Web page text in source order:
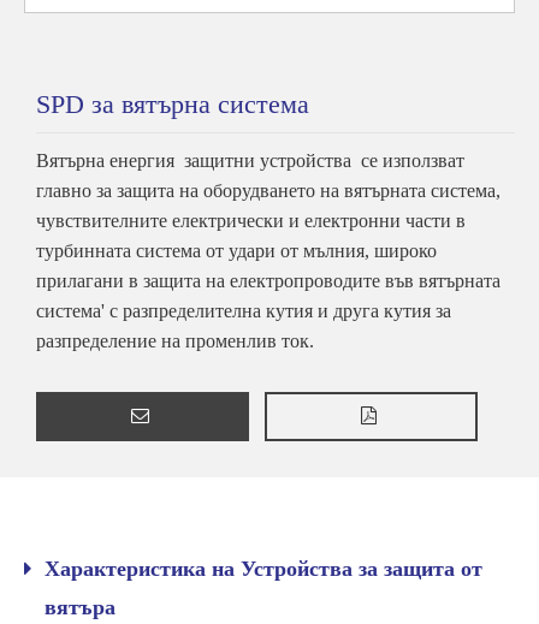
SPD за вятърна система
Вятърна енергия защитни устройства се използват
главно за защита на оборудването на вятърната система,
чувствителните електрически и електронни части в
турбинната система от удари от мълния, широко
прилагани в защита на електропроводите във вятърната
система' с разпределителна кутия и друга кутия за
разпределение на променлив ток.
Характеристика на Устройства за защита от
вятъра